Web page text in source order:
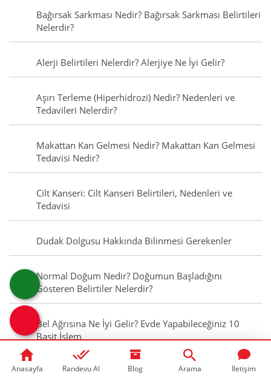
Bağırsak Sarkması Nedir? Bağırsak Sarkması Belirtileri
Nelerdir?
Alerji Belirtileri Nelerdir? Alerjiye Ne İyi Gelir?
Aşırı Terleme (Hiperhidrozi) Nedir? Nedenleri ve
Tedavileri Nelerdir?
Makattan Kan Gelmesi Nedir? Makattan Kan Gelmesi
Tedavisi Nedir?
Cilt Kanseri: Cilt Kanseri Belirtileri, Nedenleri ve
Tedavisi
Dudak Dolgusu Hakkında Bilinmesi Gerekenler
Normal Doğum Nedir? Doğumun Başladığını
Gösteren Belirtiler Nelerdir?
Bel Ağrısına Ne İyi Gelir? Evde Yapabileceğiniz 10
Basit İşlem
Dikkat Etmeniz Gereken Boyun Fıtığı Belirtileri
Anasayfa Randevu Al Blog Arama İletişim